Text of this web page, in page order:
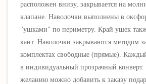
расположен внизу, закрывается на
клапане. Наволочки выполнены в
"ушками" по периметру. Край ушек
кант. Наволочки закрываются методом
комплектах свободные (прямые).
в индивидуальный прозрачный
желанию можно добавить к заказу